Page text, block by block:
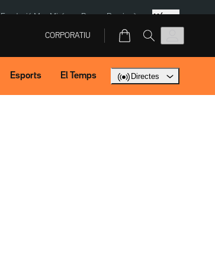
Fundació Mas Miró eBay Perpinyà Més
CORPORATIU
Esports El Temps Directes